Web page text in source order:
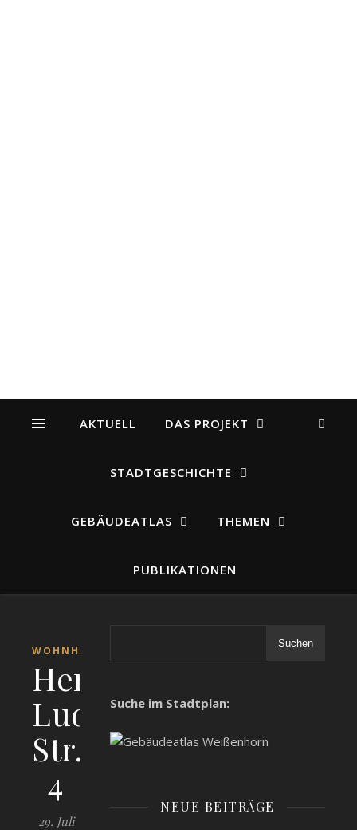
AKTUELL DAS PROJEKT
STADTGESCHICHTE
GEBÄUDEATLAS THEMEN
PUBLIKATIONEN
WOHNHÄUSER
Herzog-
Ludwig-
Str.
4
29. Juli
Suchen
Suche im Stadtplan:
NEUE BEITRÄGE